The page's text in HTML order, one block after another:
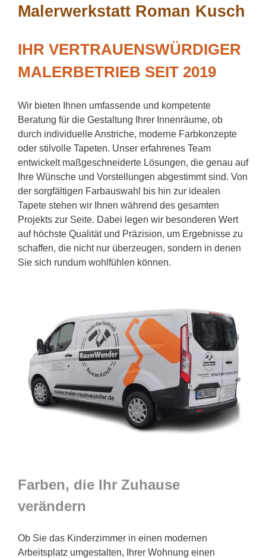
Malerwerkstatt Roman Kusch
IHR VERTRAUENSWÜRDIGER
MALERBETRIEB SEIT 2019
Wir bieten Ihnen umfassende und kompetente
Beratung für die Gestaltung Ihrer Innenräume, ob
durch individuelle Anstriche, moderne Farbkonzepte
oder stilvolle Tapeten. Unser erfahrenes Team
entwickelt maßgeschneiderte Lösungen, die genau auf
Ihre Wünsche und Vorstellungen abgestimmt sind. Von
der sorgfältigen Farbauswahl bis hin zur idealen
Tapete stehen wir Ihnen während des gesamten
Projekts zur Seite. Dabei legen wir besonderen Wert
auf höchste Qualität und Präzision, um Ergebnisse zu
schaffen, die nicht nur überzeugen, sondern in denen
Sie sich rundum wohlfühlen können.
Farben, die Ihr Zuhause
verändern
Ob Sie das Kinderzimmer in einen modernen
Arbeitsplatz umgestalten, Ihrer Wohnung einen